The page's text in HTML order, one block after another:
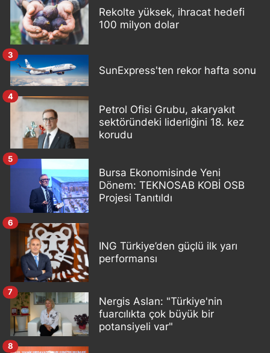
Rekolte yüksek, ihracat hedefi
100 milyon dolar
SunExpress'ten rekor hafta sonu
3
Petrol Ofisi Grubu, akaryakıt
sektöründeki liderliğini 18. kez
korudu
4
Bursa Ekonomisinde Yeni
Dönem: TEKNOSAB KOBİ OSB
Projesi Tanıtıldı
5
ING Türkiye’den güçlü ilk yarı
performansı
6
Nergis Aslan: "Türkiye'nin
fuarcılıkta çok büyük bir
potansiyeli var"
7
8